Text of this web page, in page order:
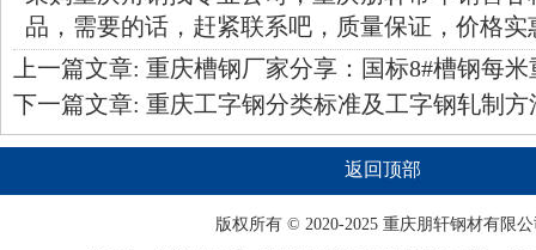
品，需要的话，赶紧联系吧，质量保证，价格实
上一篇文章: 重庆槽钢厂家分享：国标8#槽钢每米
下一篇文章: 重庆工字钢分类标准及工字钢轧制方
返回顶部
版权所有 © 2020-2025 重庆朋轩钢材有限